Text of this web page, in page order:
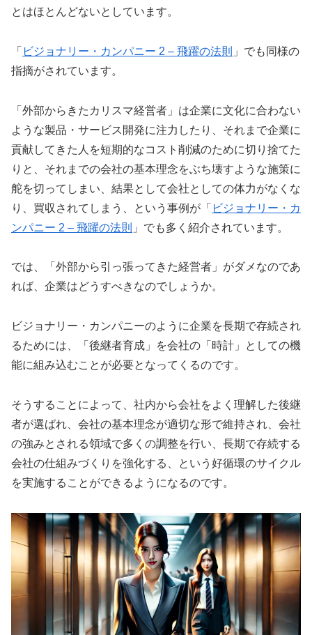
とはほとんどないとしています。
「 ビジョナリー・カンパニー 2 – 飛躍の法則 」でも同様の
指摘がされています。
「外部からきたカリスマ経営者」は企業に文化に合わない
ような製品・サービス開発に注力したり、それまで企業に
貢献してきた人を短期的なコスト削減のために切り捨てた
りと、それまでの会社の基本理念をぶち壊すような施策に
舵を切ってしまい、結果として会社としての体力がなくな
り、買収されてしまう、という事例が「 ビジョナリー・カ
ンパニー 2 – 飛躍の法則 」でも多く紹介されています。
では、「外部から引っ張ってきた経営者」がダメなのであ
れば、企業はどうすべきなのでしょうか。
ビジョナリー・カンパニーのように企業を長期で存続され
るためには、「後継者育成」を会社の「時計」としての機
能に組み込むことが必要となってくるのです。
そうすることによって、社内から会社をよく理解した後継
者が選ばれ、会社の基本理念が適切な形で維持され、会社
の強みとされる領域で多くの調整を行い、長期で存続する
会社の仕組みづくりを強化する、という好循環のサイクル
を実施することができるようになるのです。